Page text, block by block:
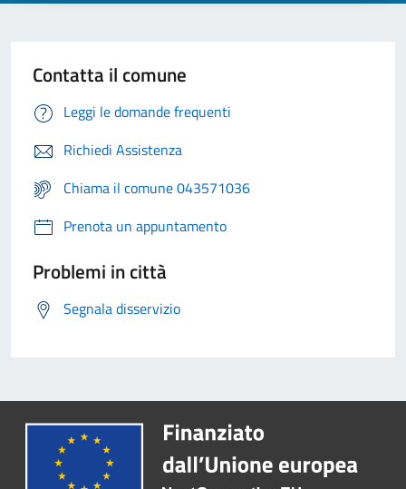
Contatta il comune
Leggi le domande frequenti
Richiedi Assistenza
Chiama il comune 043571036
Prenota un appuntamento
Problemi in città
Segnala disservizio